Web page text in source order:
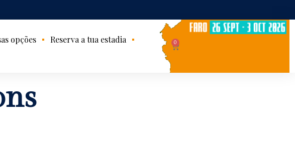
opções Reserva a tua estadia 0